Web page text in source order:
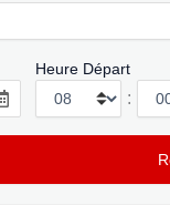
Heure Départ
: